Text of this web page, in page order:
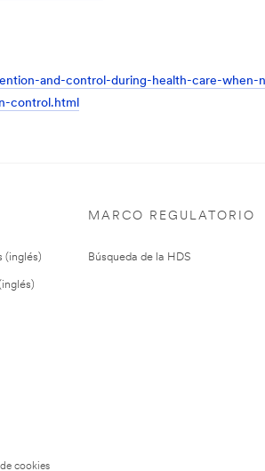
and-control-during-health-care-when-
control.html
(inglés)
MARCO REGULATORIO
Búsqueda de la HDS
cookies